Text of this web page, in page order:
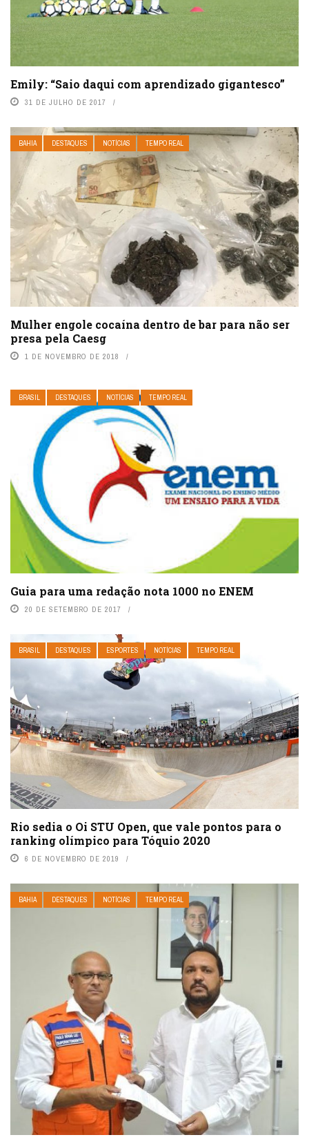
Emily: “Saio daqui com aprendizado gigantesco”
31 DE JULHO DE 2017
BAHIA DESTAQUES NOTÍCIAS TEMPO REAL
Mulher engole cocaína dentro de bar para não ser
presa pela Caesg
1 DE NOVEMBRO DE 2018
BRASIL DESTAQUES NOTÍCIAS TEMPO REAL
Guia para uma redação nota 1000 no ENEM
20 DE SETEMBRO DE 2017
BRASIL DESTAQUES ESPORTES NOTÍCIAS TEMPO REAL
Rio sedia o Oi STU Open, que vale pontos para o
ranking olímpico para Tóquio 2020
6 DE NOVEMBRO DE 2019
BAHIA DESTAQUES NOTÍCIAS TEMPO REAL